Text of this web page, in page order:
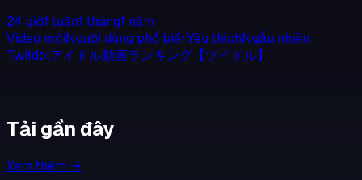
24 giờ1 tuần1 tháng1 năm
Video mớiNgười dùng phổ biếnYêu thíchNgẫu nhiên
TwiIdolアイドル動画ランキング【ツイドル】
Tải gần đây
Xem thêm →